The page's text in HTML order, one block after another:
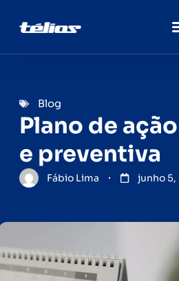
Blog
Plano de
e preventiva
Fábio Lima junho 5,